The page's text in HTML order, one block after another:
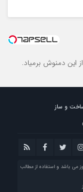
دمنوش برمیاد.
و ساز
باشد و استفاده از مطالب